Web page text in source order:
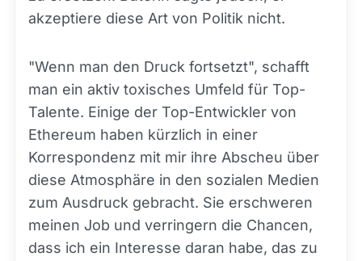
akzeptiere diese Art von Politik nicht.
"Wenn man den Druck fortsetzt", schafft
man ein aktiv toxisches Umfeld für Top-
Talente. Einige der Top-Entwickler von
Ethereum haben kürzlich in einer
Korrespondenz mit mir ihre Abscheu über
diese Atmosphäre in den sozialen Medien
zum Ausdruck gebracht. Sie erschweren
meinen Job und verringern die Chancen,
dass ich ein Interesse daran habe, das zu